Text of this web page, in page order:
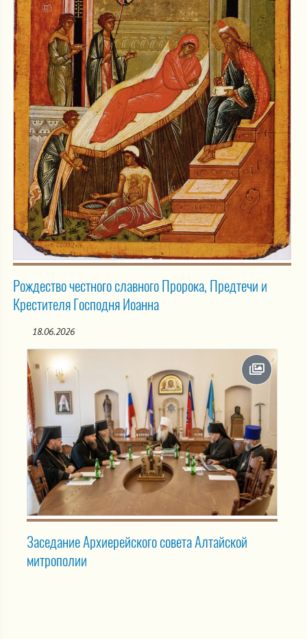
Рождество честного славного Пророка, Предтечи и
Крестителя Господня Иоанна
18.06.2026
Заседание Архиерейского совета Алтайской
митрополии